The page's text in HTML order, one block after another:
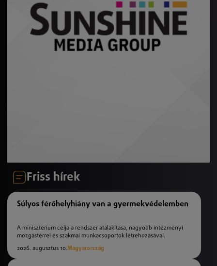
Friss hírek
Súlyos férőhelyhiány van a gyermekvédelemben
A minisztérium célja a rendszer átalakítása, nagyobb intézményi
mozgástérrel és szakmai munkacsoportok létrehozásával.
2026. augusztus 10.Magyarország